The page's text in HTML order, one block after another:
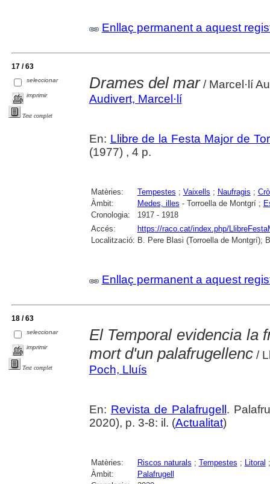
Enllaç permanent a aquest
17 / 63
seleccionar
imprimir
Text complet
Drames del mar/ Marcel·lí
Audivert, Marcel·lí
En: Llibre de la Festa Major de
(1977) , 4 p.
Matèries: Tempestes ; Vaixells ; Naufragis ;
Àmbit:
Medes, illes - Torroella de Montgrí ;
Cronologia:
1917 - 1918
Accés:
https://raco.cat/index.php/
Localització: B. Pere Blasi (Torroella de Montgrí);
Enllaç permanent a aquest
18 / 63
seleccionar
imprimir
Text complet
El Temporal evidencia la
mort d'un palafrugellenc/
Poch, Lluís
En: Revista de Palafrugell .
2020), p. 3-8: il. (Actualitat)
Matèries: Riscos naturals ; Tempestes ; Litoral
Àmbit:
Palafrugell